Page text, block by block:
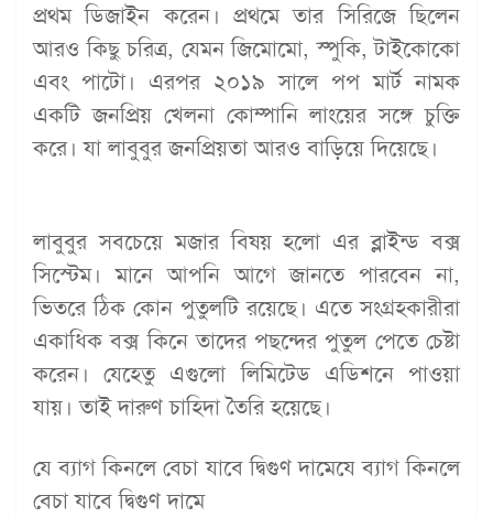
প্রথম ডিজাইন করেন। প্রথমে তার সিরিজে ছিলেন
আরও কিছু চরিত্র, যেমন জিমোমো, স্পুকি, টাইকোকো
এবং পাটো। এরপর ২০১৯ সালে পপ মার্ট নামক
একটি জনপ্রিয় খেলনা কোম্পানি লাংয়ের সঙ্গে চুক্তি
করে। যা লাবুবুর জনপ্রিয়তা আরও বাড়িয়ে দিয়েছে।
লাবুবুর সবচেয়ে মজার বিষয় হলো এর ব্লাইন্ড বক্স
সিস্টেম। মানে আপনি আগে জানতে পারবেন না,
ভিতরে ঠিক কোন পুতুলটি রয়েছে। এতে সংগ্রহকারীরা
একাধিক বক্স কিনে তাদের পছন্দের পুতুল পেতে চেষ্টা
করেন। যেহেতু এগুলো লিমিটেড এডিশনে পাওয়া
যায়। তাই দারুণ চাহিদা তৈরি হয়েছে।
যে ব্যাগ কিনলে বেচা যাবে দ্বিগুণ দামেযে ব্যাগ কিনলে
বেচা যাবে দ্বিগুণ দামে